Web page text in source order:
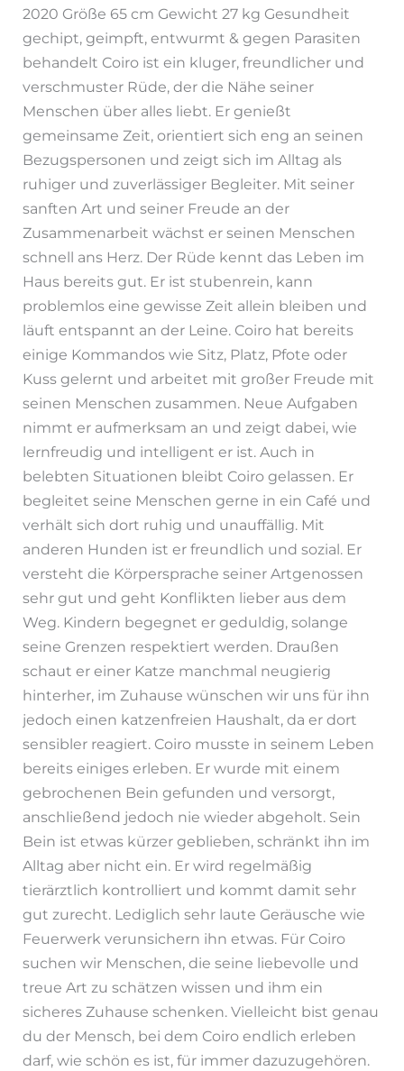
2020 Größe 65 cm Gewicht 27 kg Gesundheit
gechipt, geimpft, entwurmt & gegen Parasiten
behandelt Coiro ist ein kluger, freundlicher und
verschmuster Rüde, der die Nähe seiner
Menschen über alles liebt. Er genießt
gemeinsame Zeit, orientiert sich eng an seinen
Bezugspersonen und zeigt sich im Alltag als
ruhiger und zuverlässiger Begleiter. Mit seiner
sanften Art und seiner Freude an der
Zusammenarbeit wächst er seinen Menschen
schnell ans Herz. Der Rüde kennt das Leben im
Haus bereits gut. Er ist stubenrein, kann
problemlos eine gewisse Zeit allein bleiben und
läuft entspannt an der Leine. Coiro hat bereits
einige Kommandos wie Sitz, Platz, Pfote oder
Kuss gelernt und arbeitet mit großer Freude mit
seinen Menschen zusammen. Neue Aufgaben
nimmt er aufmerksam an und zeigt dabei, wie
lernfreudig und intelligent er ist. Auch in
belebten Situationen bleibt Coiro gelassen. Er
begleitet seine Menschen gerne in ein Café und
verhält sich dort ruhig und unauffällig. Mit
anderen Hunden ist er freundlich und sozial. Er
versteht die Körpersprache seiner Artgenossen
sehr gut und geht Konflikten lieber aus dem
Weg. Kindern begegnet er geduldig, solange
seine Grenzen respektiert werden. Draußen
schaut er einer Katze manchmal neugierig
hinterher, im Zuhause wünschen wir uns für ihn
jedoch einen katzenfreien Haushalt, da er dort
sensibler reagiert. Coiro musste in seinem Leben
bereits einiges erleben. Er wurde mit einem
gebrochenen Bein gefunden und versorgt,
anschließend jedoch nie wieder abgeholt. Sein
Bein ist etwas kürzer geblieben, schränkt ihn im
Alltag aber nicht ein. Er wird regelmäßig
tierärztlich kontrolliert und kommt damit sehr
gut zurecht. Lediglich sehr laute Geräusche wie
Feuerwerk verunsichern ihn etwas. Für Coiro
suchen wir Menschen, die seine liebevolle und
treue Art zu schätzen wissen und ihm ein
sicheres Zuhause schenken. Vielleicht bist genau
du der Mensch, bei dem Coiro endlich erleben
darf, wie schön es ist, für immer dazuzugehören.